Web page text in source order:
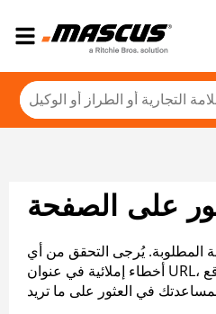
على الصفحة
المطلوبة. يُرجى التحقق من أي
أخطاء إملائية في عنوان URL، أو عرض خريطة الموقع